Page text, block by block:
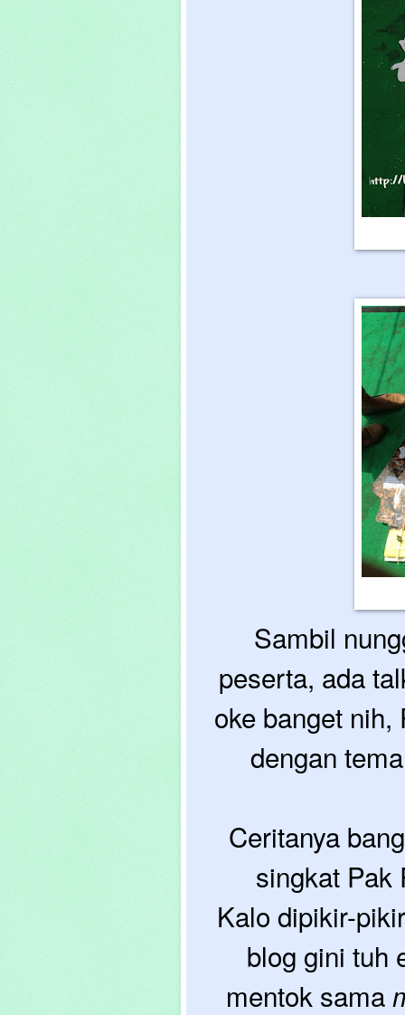
Sambil
peserta, ada
oke banget
dengan
Ceritanya
singkat Pak
Kalo dipikir-
blog gini tuh
mentok sama